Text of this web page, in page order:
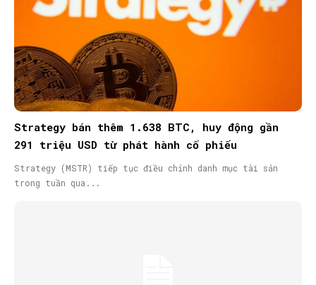
Strategy bán thêm 1.638 BTC, huy động gần
291 triệu USD từ phát hành cổ phiếu
Strategy (MSTR) tiếp tục điều chỉnh danh mục tài sản
trong tuần qua...